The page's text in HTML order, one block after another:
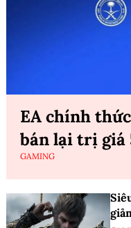
EA chính
bán lại trị giá
GAMING